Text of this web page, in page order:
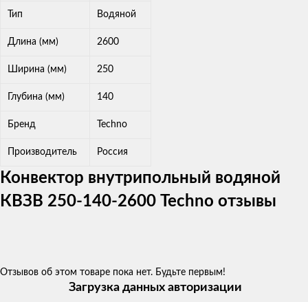
Тип Водяной
Длина (мм) 2600
Ширина (мм) 250
Глубина (мм) 140
Бренд Techno
Производитель Россия
Конвектор внутрипольный водяной
КВЗВ 250-140-2600 Techno отзывы
Отзывов об этом товаре пока нет. Будьте первым!
Загрузка данных авторизации